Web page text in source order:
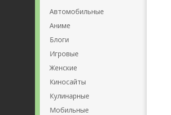
Автомобильные
Аниме
Блоги
Игровые
Женские
Киносайты
Кулинарные
Мобильные